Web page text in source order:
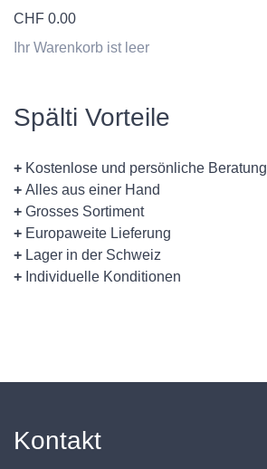
CHF 0.00
Ihr Warenkorb ist leer
Spälti Vorteile
+ Kostenlose und persönliche Beratung
+ Alles aus einer Hand
+ Grosses Sortiment
+ Europaweite Lieferung
+ Lager in der Schweiz
+ Individuelle Konditionen
Kontakt